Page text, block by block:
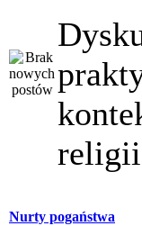
Nurty pogaństwa